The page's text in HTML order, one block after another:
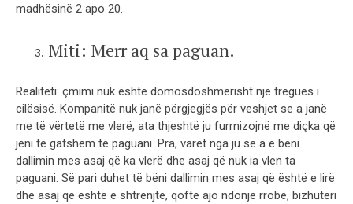
madhësinë 2 apo 20.
Miti: Merr aq sa paguan.
Realiteti: çmimi nuk është domosdoshmerisht një tregues i
cilësisë. Kompanitë nuk janë përgjegjës për veshjet se a janë
me të vërtetë me vlerë, ata thjeshtë ju furrnizojnë me diçka që
jeni të gatshëm të paguani. Pra, varet nga ju se a e bëni
dallimin mes asaj që ka vlerë dhe asaj që nuk ia vlen ta
paguani. Së pari duhet të bëni dallimin mes asaj që është e lirë
dhe asaj që është e shtrenjtë, qoftë ajo ndonjë rrobë, bizhuteri